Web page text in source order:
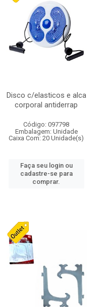
Disco c/elasticos e alca
corporal antiderrap
Código: 097798
Embalagem: Unidade
Caixa Com: 20 Unidade(s)
Faça seu login ou
cadastre-se para
comprar.